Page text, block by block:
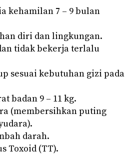
kehamilan 7 – 9 bulan
diri dan lingkungan.
tidak bekerja terlalu
sesuai kebutuhan gizi pada
badan 9 – 11 kg.
(membersihkan puting
darah.
Toxoid (TT).